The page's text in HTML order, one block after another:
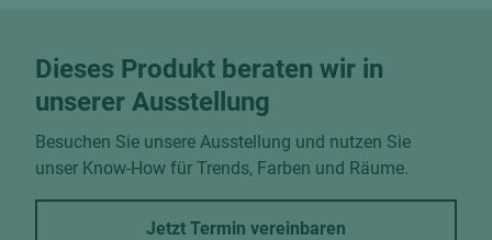
Dieses Produkt beraten wir in
unserer Ausstellung
Besuchen Sie unsere Ausstellung und nutzen Sie
unser Know-How für Trends, Farben und Räume.
Jetzt Termin vereinbaren